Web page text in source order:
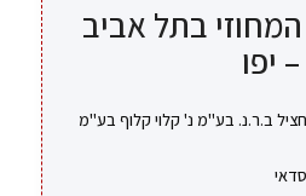
בתל אביב
– יפו
54114 ד"ר חציל ב.ר.נ. בע"מ נ' קלוי קלוף בע"מ